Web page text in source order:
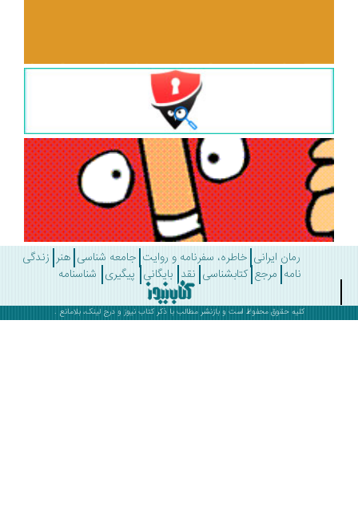
رمان ایرانی خاطره، سفرنامه و روایت جامعه شناسی هنر زندگی
مرجع کتابشناسی نقد بایگانی پیگیری شناسنامه
کلیه حقوق محفوظ است و بازنشر مطالب با ذکرکتاب نیوز و درج لینک، بلامانع .